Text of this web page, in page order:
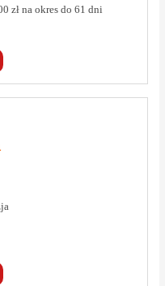
zł na okres do 61 dni